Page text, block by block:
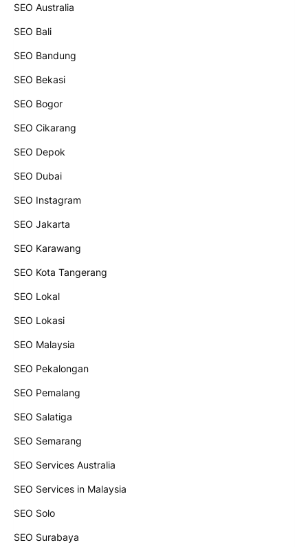
SEO Australia
SEO Bali
SEO Bandung
SEO Bekasi
SEO Bogor
SEO Cikarang
SEO Depok
SEO Dubai
SEO Instagram
SEO Jakarta
SEO Karawang
SEO Kota Tangerang
SEO Lokal
SEO Lokasi
SEO Malaysia
SEO Pekalongan
SEO Pemalang
SEO Salatiga
SEO Semarang
SEO Services Australia
SEO Services in Malaysia
SEO Solo
SEO Surabaya